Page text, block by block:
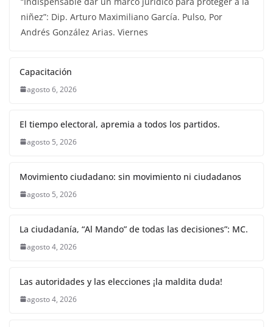
niñez”: Dip. Arturo Maximiliano García. Pulso, Por
Andrés González Arias. Viernes
Capacitación
agosto 6, 2026
El tiempo electoral, apremia a todos los partidos.
agosto 5, 2026
Movimiento ciudadano: sin movimiento ni ciudadanos
agosto 5, 2026
La ciudadanía, “Al Mando” de todas las decisiones”: MC.
agosto 4, 2026
Las autoridades y las elecciones ¡la maldita duda!
agosto 4, 2026